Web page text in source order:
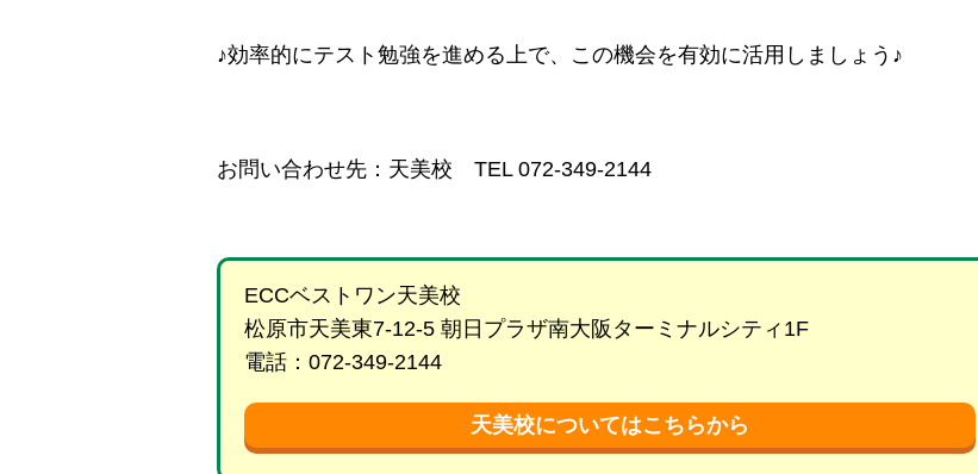
♪効率的にテスト勉強を進める上で、この機会を有効に活用しましょう♪
お問い合わせ先：天美校 TEL 072-349-2144
ECCベストワン天美校
松原市天美東7-12-5 朝日プラザ南大阪ターミナルシティ1F
電話：072-349-2144
天美校についてはこちらから